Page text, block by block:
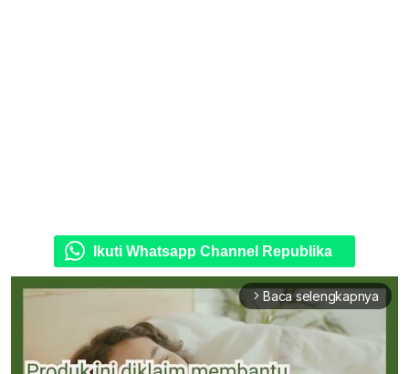
Ikuti Whatsapp Channel Republika
arrow_forward_ios Baca selengkapnya